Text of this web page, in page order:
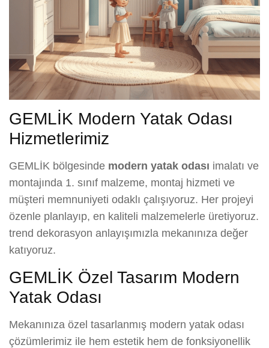
GEMLİK Modern Yatak Odası
Hizmetlerimiz
GEMLİK bölgesinde modern yatak odası imalatı ve
montajında 1. sınıf malzeme, montaj hizmeti ve
müşteri memnuniyeti odaklı çalışıyoruz. Her projeyi
özenle planlayıp, en kaliteli malzemelerle üretiyoruz.
trend dekorasyon anlayışımızla mekanınıza değer
katıyoruz.
GEMLİK Özel Tasarım Modern
Yatak Odası
Mekanınıza özel tasarlanmış modern yatak odası
çözümlerimiz ile hem estetik hem de fonksiyonellik